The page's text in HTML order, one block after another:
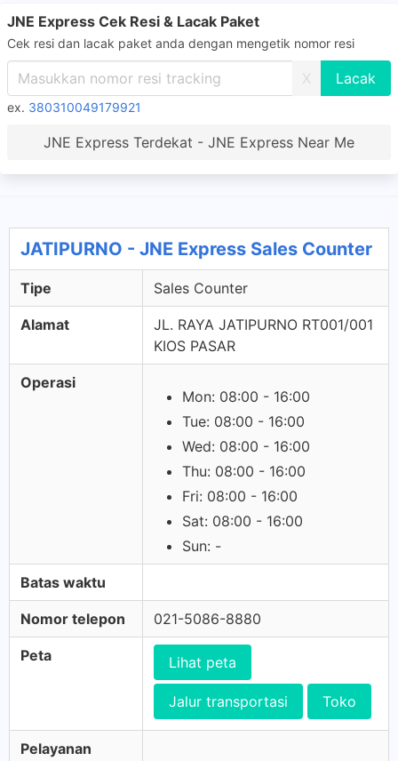
JNE Express Cek Resi & Lacak Paket
Cek resi dan lacak paket anda dengan mengetik nomor resi
X
ex. 380310049179921
JNE Express Terdekat - JNE Express Near Me
JATIPURNO - JNE Express Sales Counter
Tipe Sales Counter
Alamat
JL. RAYA JATIPURNO RT001/001
KIOS PASAR
Operasi
Mon: 08:00 - 16:00
Tue: 08:00 - 16:00
Wed: 08:00 - 16:00
Thu: 08:00 - 16:00
Fri: 08:00 - 16:00
Sat: 08:00 - 16:00
Sun: -
Batas waktu
Nomor telepon 021-5086-8880
Peta Lihat peta
Jalur transportasi Toko
Pelayanan